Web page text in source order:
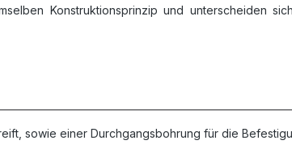
Konstruktionsprinzip und unterscheiden
sowie einer Durchgangsbohrung für die